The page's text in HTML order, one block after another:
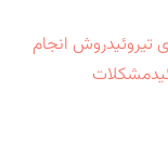
تیروئیدروش انجام
مشکلات